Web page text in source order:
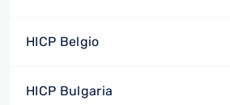
HICP Belgio
HICP Bulgaria